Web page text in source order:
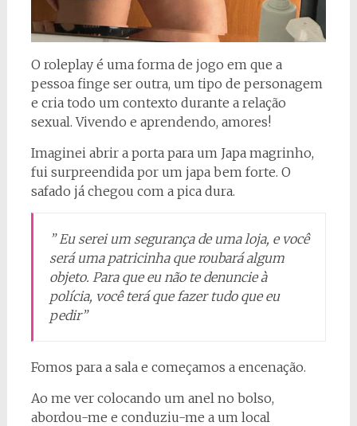
O roleplay é uma forma de jogo em que a
pessoa finge ser outra, um tipo de personagem
e cria todo um contexto durante a relação
sexual. Vivendo e aprendendo, amores!
Imaginei abrir a porta para um Japa magrinho,
fui surpreendida por um japa bem forte. O
safado já chegou com a pica dura.
” Eu serei um segurança de uma loja, e você
será uma patricinha que roubará algum
objeto. Para que eu não te denuncie à
polícia, você terá que fazer tudo que eu
pedir”
Fomos para a sala e começamos a encenação.
Ao me ver colocando um anel no bolso,
abordou-me e conduziu-me a um local